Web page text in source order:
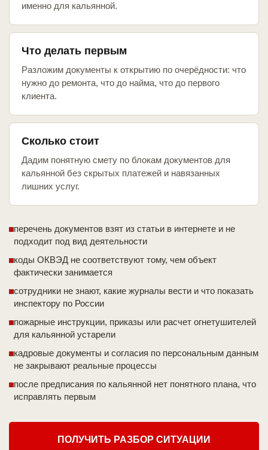
именно для кальянной.
Что делать первым
Разложим документы к открытию по очерёдности: что
нужно до ремонта, что до найма, что до первого
клиента.
Сколько стоит
Дадим понятную смету по блокам документов для
кальянной без скрытых платежей и навязанных
лишних услуг.
перечень документов взят из статьи в интернете и не
подходит под вид деятельности
коды ОКВЭД не соответствуют тому, чем объект
фактически занимается
сотрудники не знают, какие журналы вести и что показать
инспектору по России
пожарные инструкции, приказы или расчет огнетушителей
для кальянной устарели
кадровые документы и согласия по персональным данным
не закрывают реальные процессы
после предписания по кальянной нет понятного плана, что
исправлять первым
ПОЛУЧИТЬ РАЗБОР СИТУАЦИИ